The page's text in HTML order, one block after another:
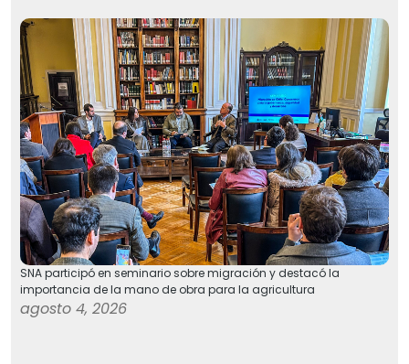
SNA participó en seminario sobre migración y destacó la
importancia de la mano de obra para la agricultura
agosto 4, 2026